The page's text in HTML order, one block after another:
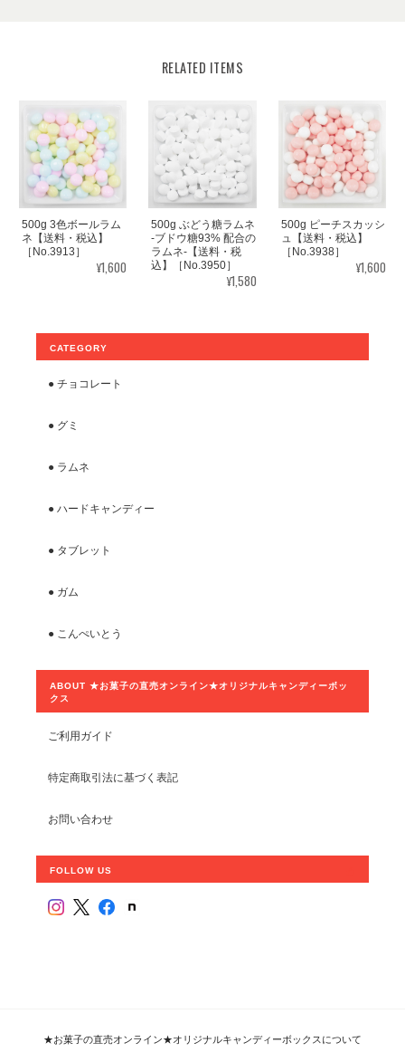
RELATED ITEMS
500g 3色ボールラム
ネ【送料・税込】
［No.3913］
¥1,600
500g ぶどう糖ラムネ
-ブドウ糖93% 配合の
ラムネ-【送料・税
込】［No.3950］
¥1,580
500g ピーチスカッシ
ュ【送料・税込】
［No.3938］
¥1,600
CATEGORY
● チョコレート
● グミ
● ラムネ
● ハードキャンディー
● タブレット
● ガム
● こんぺいとう
ABOUT ★お菓子の直売オンライン★オリジナルキャンディーボッ
クス
ご利用ガイド
特定商取引法に基づく表記
お問い合わせ
FOLLOW US
★お菓子の直売オンライン★オリジナルキャンディーボックスについて